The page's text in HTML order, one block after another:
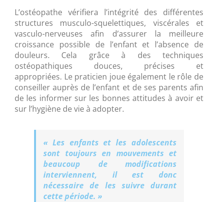
L’ostéopathe vérifiera l’intégrité des différentes
structures musculo-squelettiques, viscérales et
vasculo-nerveuses afin d’assurer la meilleure
croissance possible de l’enfant et l’absence de
douleurs. Cela grâce à des techniques
ostéopathiques douces, précises et
appropriées. Le praticien joue également le rôle de
conseiller auprès de l’enfant et de ses parents afin
de les informer sur les bonnes attitudes à avoir et
sur l’hygiène de vie à adopter.
« Les enfants et les adolescents
sont toujours en mouvements et
beaucoup de modifications
interviennent, il est donc
nécessaire de les suivre durant
cette période. »